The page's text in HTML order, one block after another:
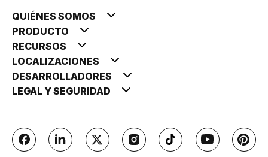
QUIÉNES SOMOS
PRODUCTO
RECURSOS
LOCALIZACIONES
DESARROLLADORES
LEGAL Y SEGURIDAD